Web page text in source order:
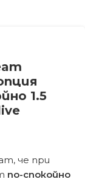
1.5
че при
по-спокойно